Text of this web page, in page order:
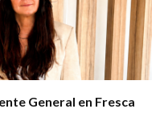
General en Fresca